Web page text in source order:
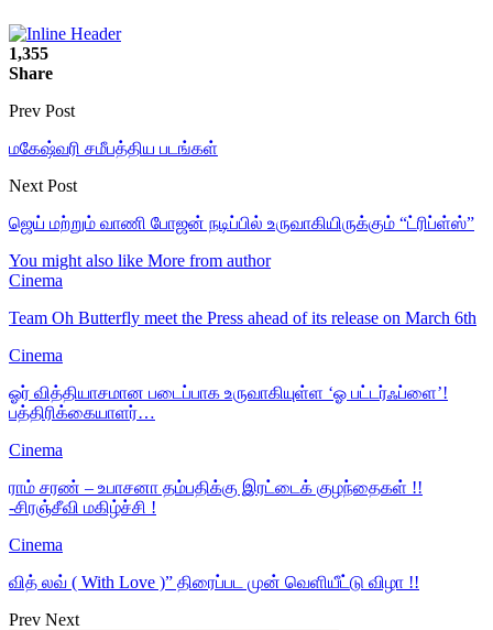
1,355
Share
Prev Post
மகேஷ்வரி சமீபத்திய படங்கள்
Next Post
ஜெய் மற்றும் வாணி போஜன் நடிப்பில் உருவாகியிருக்கும் “ட்ரிப்ள்ஸ்”
You might also like More from author
Cinema
Team Oh Butterfly meet the Press ahead of its release on March 6th
Cinema
ஓர் வித்தியாசமான படைப்பாக உருவாகியுள்ள ‘ஓ பட்டர்ஃப்ளை’!
பத்திரிக்கையாளர்…
Cinema
ராம் சரண் – உபாசனா தம்பதிக்கு இரட்டைக் குழந்தைகள் !!
-சிரஞ்சீவி மகிழ்ச்சி !
Cinema
வித் லவ் ( With Love )” திரைப்பட முன் வெளியீட்டு விழா !!
Prev Next